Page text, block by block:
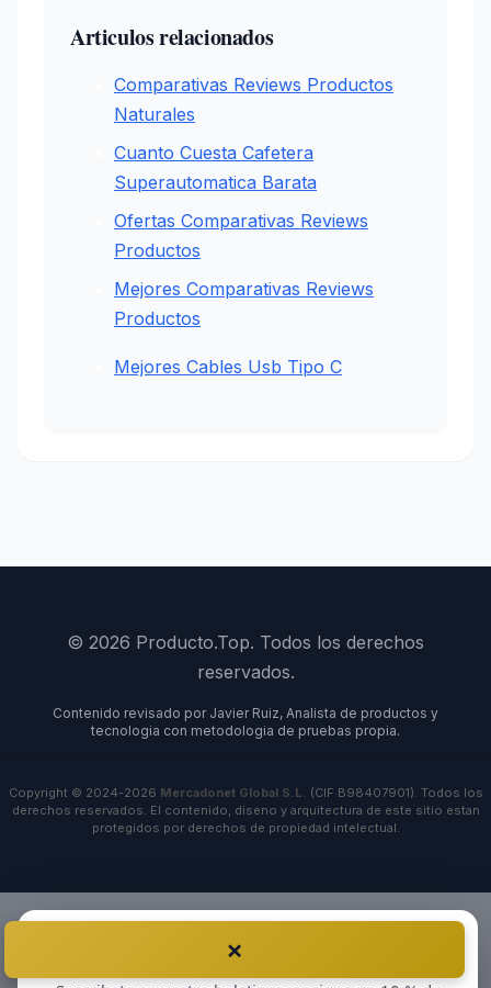
Articulos relacionados
Comparativas Reviews Productos
Naturales
Cuanto Cuesta Cafetera
Superautomatica Barata
Ofertas Comparativas Reviews
Productos
Mejores Comparativas Reviews
Productos
Mejores Cables Usb Tipo C
© 2026 Producto.Top. Todos los derechos
reservados.
Contenido revisado por Javier Ruiz, Analista de productos y
tecnologia con metodologia de pruebas propia.
Copyright © 2024-2026 Mercadonet Global S.L. (CIF B98407901). Todos los
derechos reservados. El contenido, diseno y arquitectura de este sitio estan
protegidos por derechos de propiedad intelectual.
×
Antes de irte…